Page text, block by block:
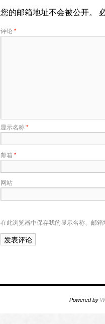
您的邮箱地址不会被公开。
评论*
显示名称*
邮箱 *
网站
在此浏览器中保存我的显示名称、邮
Powered by